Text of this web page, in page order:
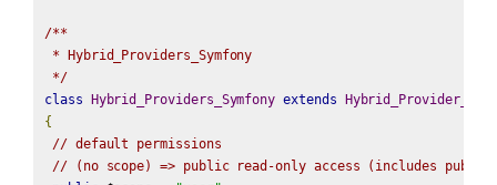
/**
* Hybrid_Providers_Symfony
*/
class
Hybrid_Providers_Symfony extends
{
// default permissions
// (no scope) => public read-only access (includes